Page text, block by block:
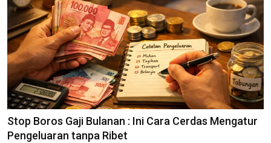
Stop Boros Gaji Bulanan : Ini Cara Cerdas Mengatur
Pengeluaran tanpa Ribet